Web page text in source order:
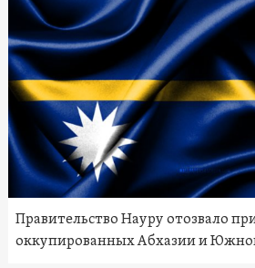
Правительство Науру отозвало
оккупированных Абхазии и